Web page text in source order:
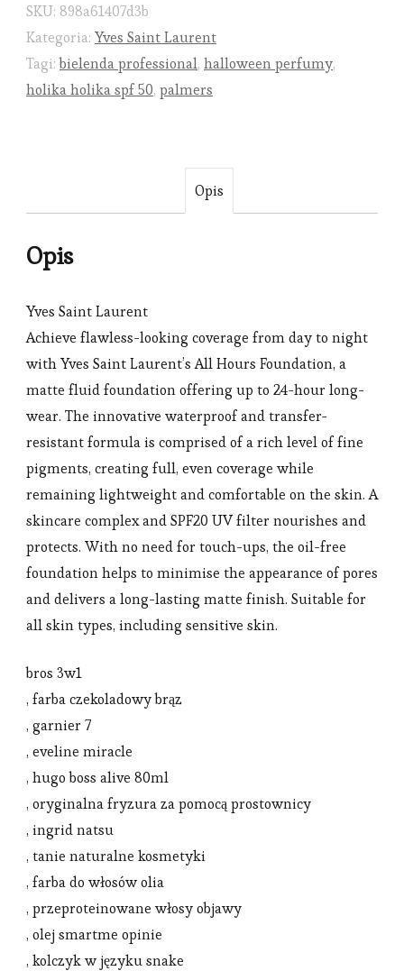
SKU: 898a61407d3b
Kategoria: Yves Saint Laurent
Tagi:bielenda professional, halloween perfumy,
holika holika spf 50, palmers
Opis
Opis
Yves Saint Laurent
Achieve flawless-looking coverage from day to night
with Yves Saint Laurent’s All Hours Foundation, a
matte fluid foundation offering up to 24-hour long-
wear. The innovative waterproof and transfer-
resistant formula is comprised of a rich level of fine
pigments, creating full, even coverage while
remaining lightweight and comfortable on the skin. A
skincare complex and SPF20 UV filter nourishes and
protects. With no need for touch-ups, the oil-free
foundation helps to minimise the appearance of pores
and delivers a long-lasting matte finish. Suitable for
all skin types, including sensitive skin.
bros 3w1
, farba czekoladowy brąz
, garnier 7
, eveline miracle
, hugo boss alive 80ml
, oryginalna fryzura za pomocą prostownicy
, ingrid natsu
, tanie naturalne kosmetyki
, farba do włosów olia
, przeproteinowane włosy objawy
, olej smartme opinie
, kolczyk w języku snake